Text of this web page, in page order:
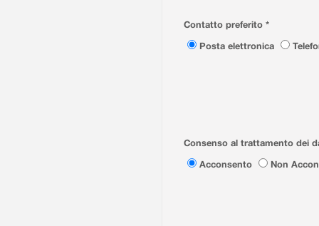
Contatto preferito *
Posta elettronica
Consenso al trattamento dei
Acconsento
Non